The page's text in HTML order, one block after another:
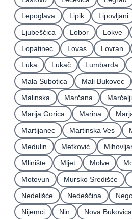
Lepoglava
Lipik Lipovljani
Ljubešćica
Lobor Lokve
Lopatinec
Lovas Lovran
Luka
Lukač Lumbarda
Mala Subotica
Mali Bukovec
Malinska
Marčana Marčelji
Marija Gorica
Marina
Martijanec
Martinska Ves
Medulin
Metković
Mlinište
Mljet Molve
Motovun
Mursko Središće
Nedelišće
Nedeščina
Nijemci
Nin Nova Bukovica